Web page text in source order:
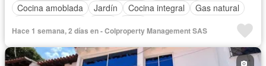
Cocina amoblada
Jardín Cocina integral
Gas natural
Hace 1 semana, 2 días en - Colproperty Management SAS